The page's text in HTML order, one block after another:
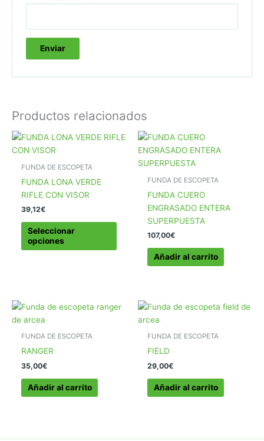
Productos relacionados
FUNDA DE ESCOPETA
FUNDA LONA VERDE
RIFLE CON VISOR
39,12€
Seleccionar
opciones
Este
producto
tiene
múltiples
opciones
FUNDA DE ESCOPETA
FUNDA CUERO
ENGRASADO ENTERA
SUPERPUESTA
107,00€
Añadir al carrito
FUNDA DE ESCOPETA
RANGER
35,00€
Añadir al carrito
FUNDA DE ESCOPETA
FIELD
29,00€
Añadir al carrito